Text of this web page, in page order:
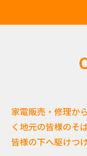
家電販売・修理か
く地元の皆様のそ
皆様の下へ駆けつ